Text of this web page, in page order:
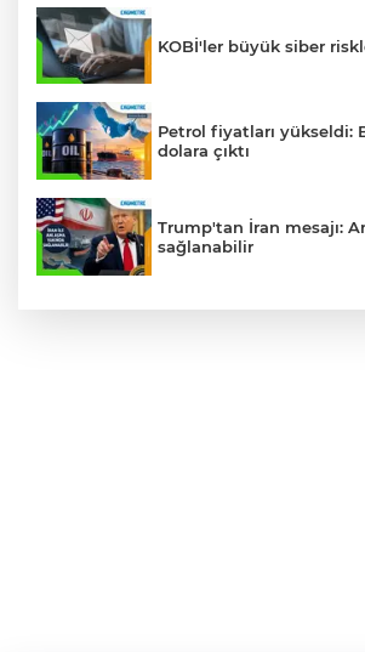
KOBİ'ler büyük siber
Petrol fiyatları yükseldi:
dolara çıktı
Trump'tan İran mesajı:
sağlanabilir